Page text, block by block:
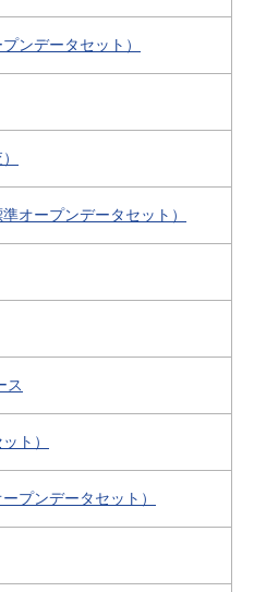
ンデータセット）
オープンデータセット）
ス
ト）
プンデータセット）